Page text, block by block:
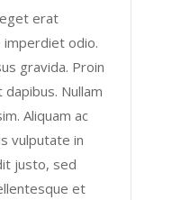
erat
imperdiet odio.
gravida. Proin
Nullam
Aliquam ac
vulputate in
justo, sed
et